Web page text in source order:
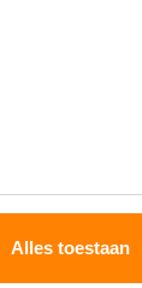
Alles toestaan